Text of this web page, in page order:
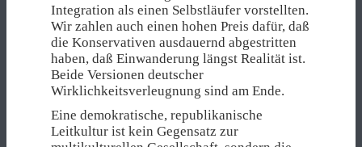
Integration als einen Selbstläufer vorstellten.
Wir zahlen auch einen hohen Preis dafür, daß
die Konservativen ausdauernd abgestritten
haben, daß Einwanderung längst Realität ist.
Beide Versionen deutscher
Wirklichkeitsverleugnung sind am Ende.
Eine demokratische, republikanische
Leitkultur ist kein Gegensatz zur